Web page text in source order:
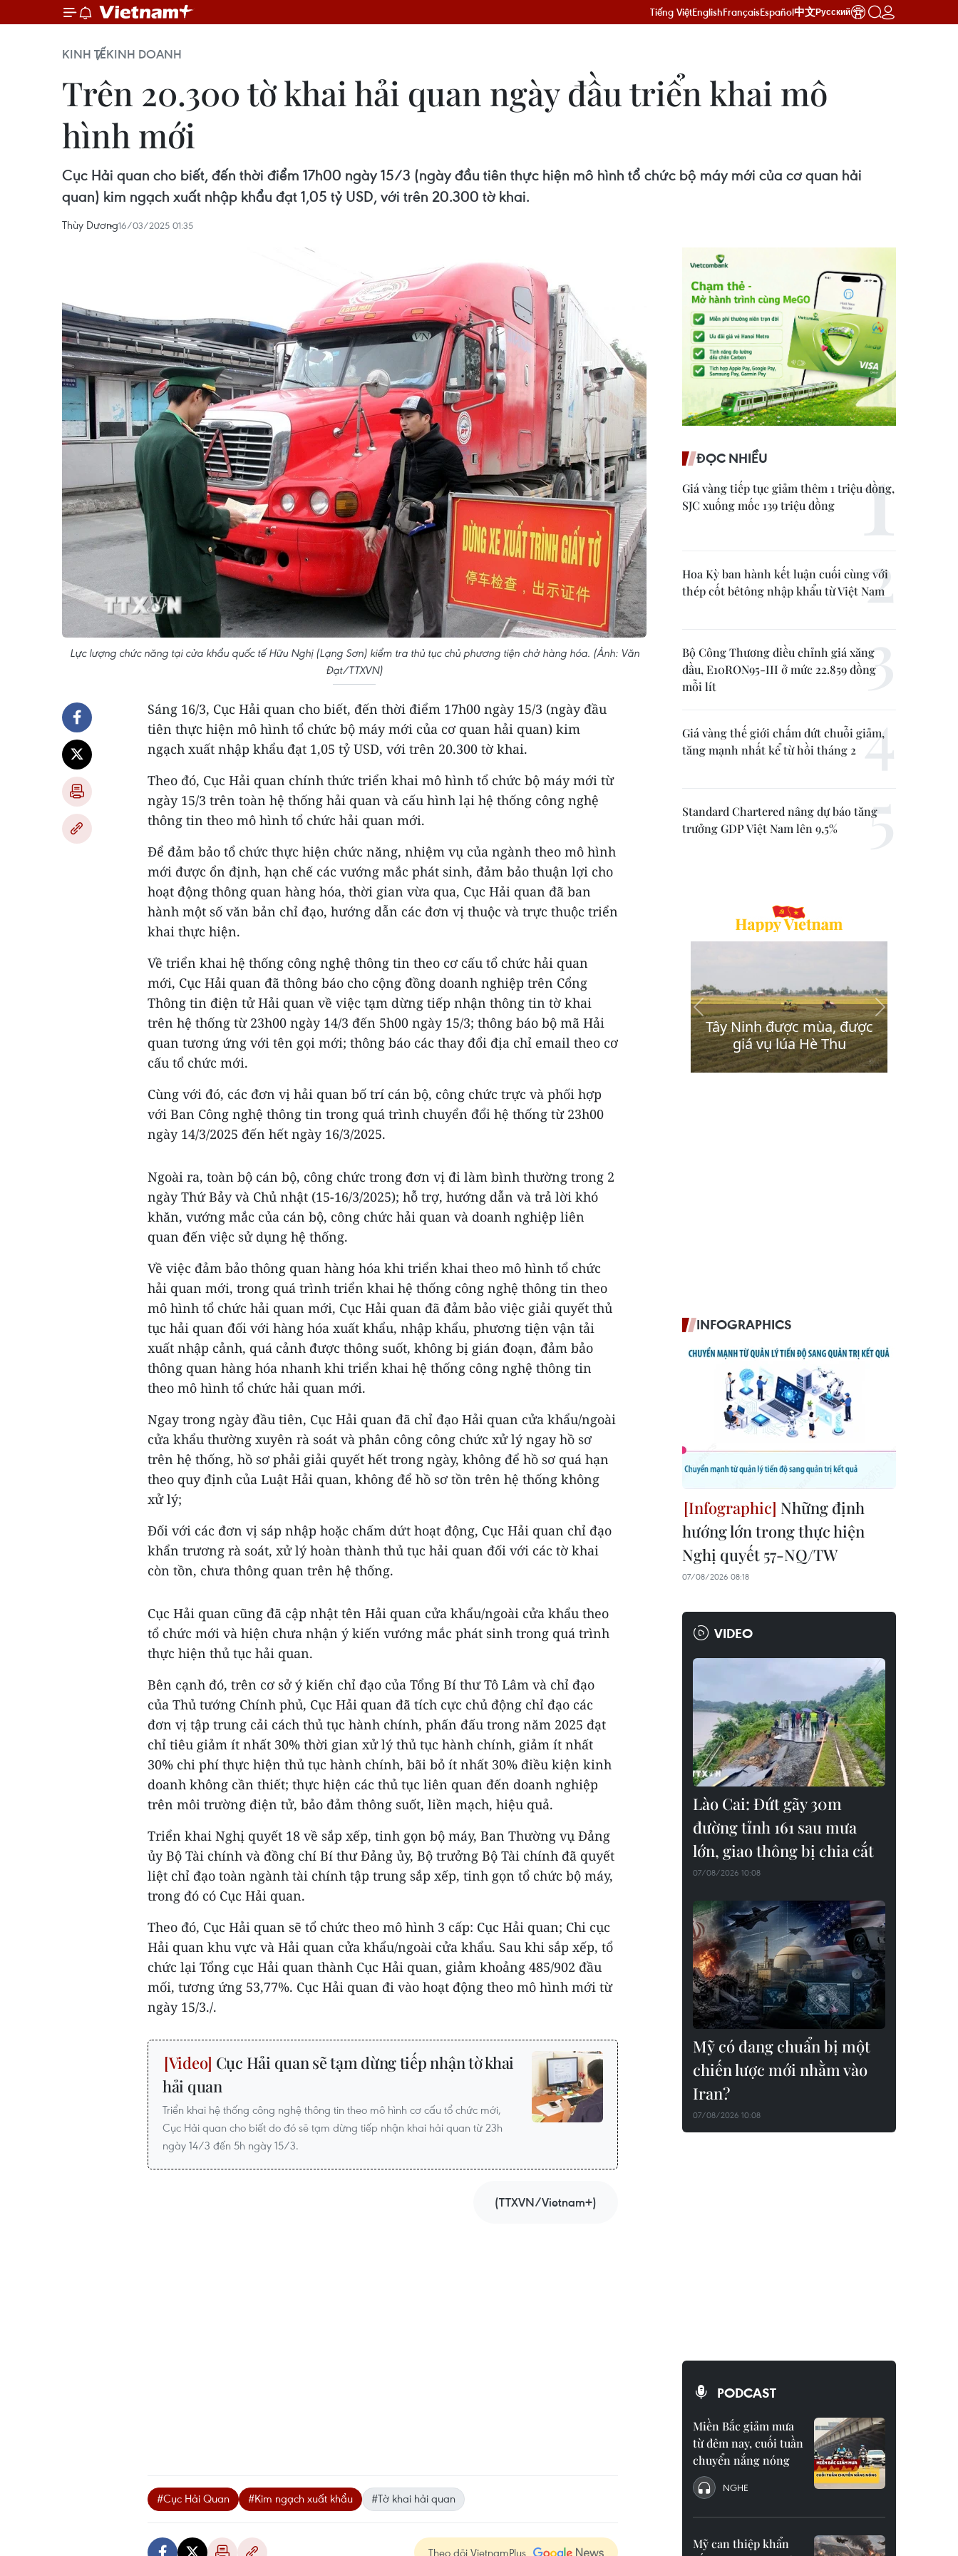
Tiếng ViệtEnglishFrançaisEspañol中文Русский
KINH TẾKINH DOANH
Trên 20.300 tờ khai hải quan ngày đầu triển khai mô
hình mới
Cục Hải quan cho biết, đến thời điểm 17h00 ngày 15/3 (ngày đầu tiên thực hiện mô hình tổ chức bộ máy mới của cơ quan hải
quan) kim ngạch xuất nhập khẩu đạt 1,05 tỷ USD, với trên 20.300 tờ khai.
Thùy Dương16/03/2025 01:35
Lực lượng chức năng tại cửa khẩu quốc tế Hữu Nghị (Lạng Sơn) kiểm tra thủ tục chủ phương tiện chở hàng hóa. (Ảnh: Văn
Đạt/TTXVN)
Sáng 16/3, Cục Hải quan cho biết, đến thời điểm 17h00 ngày 15/3 (ngày đầu
tiên thực hiện mô hình tổ chức bộ máy mới của cơ quan hải quan) kim
ngạch xuất nhập khẩu đạt 1,05 tỷ USD, với trên 20.300 tờ khai.
Theo đó, Cục Hải quan chính thức triển khai mô hình tổ chức bộ máy mới từ
ngày 15/3 trên toàn hệ thống hải quan và cấu hình lại hệ thống công nghệ
thông tin theo mô hình tổ chức hải quan mới.
Để đảm bảo tổ chức thực hiện chức năng, nhiệm vụ của ngành theo mô hình
mới được ổn định, hạn chế các vướng mắc phát sinh, đảm bảo thuận lợi cho
hoạt động thông quan hàng hóa, thời gian vừa qua, Cục Hải quan đã ban
hành một số văn bản chỉ đạo, hướng dẫn các đơn vị thuộc và trực thuộc triển
khai thực hiện.
Về triển khai hệ thống công nghệ thông tin theo cơ cấu tổ chức hải quan
mới, Cục Hải quan đã thông báo cho cộng đồng doanh nghiệp trên Cổng
Thông tin điện tử Hải quan về việc tạm dừng tiếp nhận thông tin tờ khai
trên hệ thống từ 23h00 ngày 14/3 đến 5h00 ngày 15/3; thông báo bộ mã Hải
quan tương ứng với tên gọi mới; thông báo các thay đổi địa chỉ email theo cơ
cấu tổ chức mới.
Cùng với đó, các đơn vị hải quan bố trí cán bộ, công chức trực và phối hợp
với Ban Công nghệ thông tin trong quá trình chuyển đổi hệ thống từ 23h00
ngày 14/3/2025 đến hết ngày 16/3/2025.
Ngoài ra, toàn bộ cán bộ, công chức trong đơn vị đi làm bình thường trong 2
ngày Thứ Bảy và Chủ nhật (15-16/3/2025); hỗ trợ, hướng dẫn và trả lời khó
khăn, vướng mắc của cán bộ, công chức hải quan và doanh nghiệp liên
quan đến việc sử dụng hệ thống.
Về việc đảm bảo thông quan hàng hóa khi triển khai theo mô hình tổ chức
hải quan mới, trong quá trình triển khai hệ thống công nghệ thông tin theo
mô hình tổ chức hải quan mới, Cục Hải quan đã đảm bảo việc giải quyết thủ
tục hải quan đối với hàng hóa xuất khẩu, nhập khẩu, phương tiện vận tải
xuất nhập cảnh, quá cảnh được thông suốt, không bị gián đoạn, đảm bảo
thông quan hàng hóa nhanh khi triển khai hệ thống công nghệ thông tin
theo mô hình tổ chức hải quan mới.
Ngay trong ngày đầu tiên, Cục Hải quan đã chỉ đạo Hải quan cửa khẩu/ngoài
cửa khẩu thường xuyên rà soát và phân công công chức xử lý ngay hồ sơ
trên hệ thống, hồ sơ phải giải quyết hết trong ngày, không để hồ sơ quá hạn
theo quy định của Luật Hải quan, không để hồ sơ tồn trên hệ thống không
xử lý;
Đối với các đơn vị sáp nhập hoặc chấm dứt hoạt động, Cục Hải quan chỉ đạo
khẩn trương rà soát, xử lý hoàn thành thủ tục hải quan đối với các tờ khai
còn tồn, chưa thông quan trên hệ thống.
Cục Hải quan cũng đã cập nhật tên Hải quan cửa khẩu/ngoài cửa khẩu theo
tổ chức mới và hiện chưa nhận ý kiến vướng mắc phát sinh trong quá trình
thực hiện thủ tục hải quan.
Bên cạnh đó, trên cơ sở ý kiến chỉ đạo của Tổng Bí thư Tô Lâm và chỉ đạo
của Thủ tướng Chính phủ, Cục Hải quan đã tích cực chủ động chỉ đạo các
đơn vị tập trung cải cách thủ tục hành chính, phấn đấu trong năm 2025 đạt
chỉ tiêu giảm ít nhất 30% thời gian xử lý thủ tục hành chính, giảm ít nhất
30% chi phí thực hiện thủ tục hành chính, bãi bỏ ít nhất 30% điều kiện kinh
doanh không cần thiết; thực hiện các thủ tục liên quan đến doanh nghiệp
trên môi trường điện tử, bảo đảm thông suốt, liền mạch, hiệu quả.
Triển khai Nghị quyết 18 về sắp xếp, tinh gọn bộ máy, Ban Thường vụ Đảng
ủy Bộ Tài chính và đồng chí Bí thư Đảng ủy, Bộ trưởng Bộ Tài chính đã quyết
liệt chỉ đạo toàn ngành tài chính tập trung sắp xếp, tinh gọn tổ chức bộ máy,
trong đó có Cục Hải quan.
Theo đó, Cục Hải quan sẽ tổ chức theo mô hình 3 cấp: Cục Hải quan; Chi cục
Hải quan khu vực và Hải quan cửa khẩu/ngoài cửa khẩu. Sau khi sắp xếp, tổ
chức lại Tổng cục Hải quan thành Cục Hải quan, giảm khoảng 485/902 đầu
mối, tương ứng 53,77%. Cục Hải quan đi vào hoạt động theo mô hình mới từ
ngày 15/3./.
Cục Hải quan sẽ tạm dừng tiếp nhận tờ khai
hải quan​
Triển khai hệ thống công nghệ thông tin theo mô hình cơ cấu tổ chức mới,
Cục Hải quan cho biết do đó sẽ tạm dừng tiếp nhận khai hải quan từ 23h
ngày 14/3 đến 5h ngày 15/3.
(TTXVN/Vietnam+)
#Cục Hải Quan #Kim ngạch xuất khẩu #Tờ khai hải quan
Theo dõi VietnamPlus
ĐỌC NHIỀU
Giá vàng tiếp tục giảm thêm 1 triệu đồng,
SJC xuống mốc 139 triệu đồng
Hoa Kỳ ban hành kết luận cuối cùng với
thép cốt bêtông nhập khẩu từ Việt Nam
Bộ Công Thương điều chỉnh giá xăng
dầu, E10RON95-III ở mức 22.859 đồng
mỗi lít
Giá vàng thế giới chấm dứt chuỗi giảm,
tăng mạnh nhất kể từ hồi tháng 2
Standard Chartered nâng dự báo tăng
trưởng GDP Việt Nam lên 9,5%
INFOGRAPHICS
Những định
hướng lớn trong thực hiện
Nghị quyết 57-NQ/TW
07/08/2026 08:18
VIDEO
Lào Cai: Đứt gãy 30m
đường tỉnh 161 sau mưa
lớn, giao thông bị chia cắt
07/08/2026 10:08
Mỹ có đang chuẩn bị một
chiến lược mới nhằm vào
Iran?
07/08/2026 10:08
PODCAST
Miền Bắc giảm mưa
từ đêm nay, cuối tuần
chuyển nắng nóng
NGHE
Mỹ can thiệp khẩn